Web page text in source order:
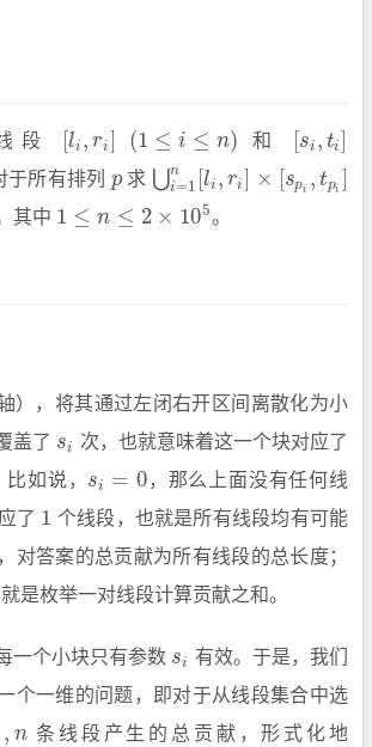
段 [li , ri]
[li,r i] (1 ≤ i ≤ n)
( 1≤ i≤ n) 和 [si , ti ]
si,t]
于所有排列 p
p求 ⋃n
i=1 [li , ri ] × [spi , tpi ]
⋃i=1 n[li, ri] sp ,tpi ]
其中 1 ≤ n ≤ 2 × 105
1 ≤n ≤2 ×10 5 。
），将其通过左闭右开区间离散化为小
盖了 si
si 次，也就意味着这一个块对应了
如说， si = 0
si= 0
，那么上面没有任何线
了 1
1 个线段，也就是所有线段均有可能
对答案的总贡献为所有线段的总长度；
就是枚举一对线段计算贡献之和。
一个小块只有参数 si
si 有效。于是，我们
个一维的问题，即对于从线段集合中选
, n 条线段产生的总贡献，形式化地